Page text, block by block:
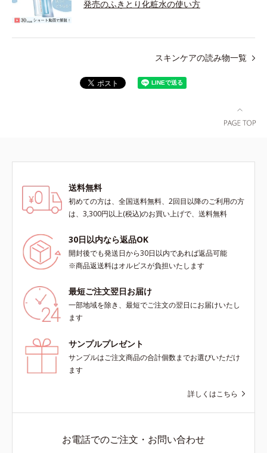
発売のふきとり化粧水の使い方
スキンケアの読み物一覧
送料無料
初めての方は、全国送料無料、2回目以降のご利用の方
は、3,300円以上(税込)のお買い上げで、送料無料
30日以内なら返品OK
開封後でも発送日から30日以内であれば返品可能
※商品返送料はオルビスが負担いたします
最短ご注文翌日お届け
一部地域を除き、最短でご注文の翌日にお届けいたし
ます
サンプルプレゼント
サンプルはご注文商品の合計個数までお選びいただけ
ます
詳しくはこちら
お電話でのご注文・お問い合わせ